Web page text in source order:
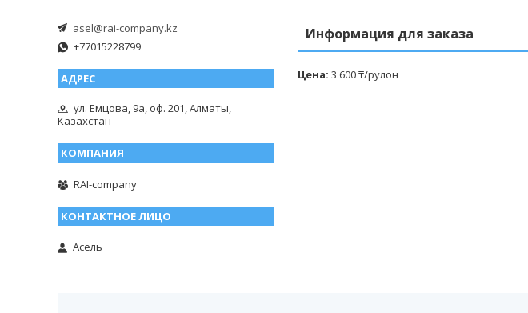
Информация для заказа
Цена: 3 600 ₸/рулон
asel@rai-company.kz
+77015228799
ул. Емцова, 9а, оф. 201, Алматы,
Казахстан
RAI-company
Асель